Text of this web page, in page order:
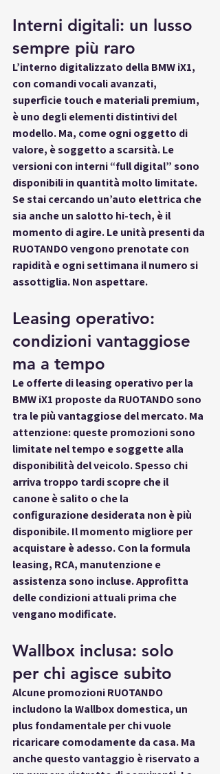
Interni digitali: un lusso
sempre più raro
L’interno digitalizzato della BMW iX1,
con comandi vocali avanzati,
superficie touch e materiali premium,
è uno degli elementi distintivi del
modello. Ma, come ogni oggetto di
valore, è soggetto a scarsità. Le
versioni con interni “full digital” sono
disponibili in quantità molto limitate.
Se stai cercando un’auto elettrica che
sia anche un salotto hi-tech, è il
momento di agire. Le unità presenti da
RUOTANDO vengono prenotate con
rapidità e ogni settimana il numero si
assottiglia. Non aspettare.
Leasing operativo:
condizioni vantaggiose
ma a tempo
Le offerte di leasing operativo per la
BMW iX1 proposte da RUOTANDO sono
tra le più vantaggiose del mercato. Ma
attenzione: queste promozioni sono
limitate nel tempo e soggette alla
disponibilità del veicolo. Spesso chi
arriva troppo tardi scopre che il
canone è salito o che la
configurazione desiderata non è più
disponibile. Il momento migliore per
acquistare è adesso. Con la formula
leasing, RCA, manutenzione e
assistenza sono incluse. Approfitta
delle condizioni attuali prima che
vengano modificate.
Wallbox inclusa: solo
per chi agisce subito
Alcune promozioni RUOTANDO
includono la Wallbox domestica, un
plus fondamentale per chi vuole
ricaricare comodamente da casa. Ma
anche questo vantaggio è riservato a